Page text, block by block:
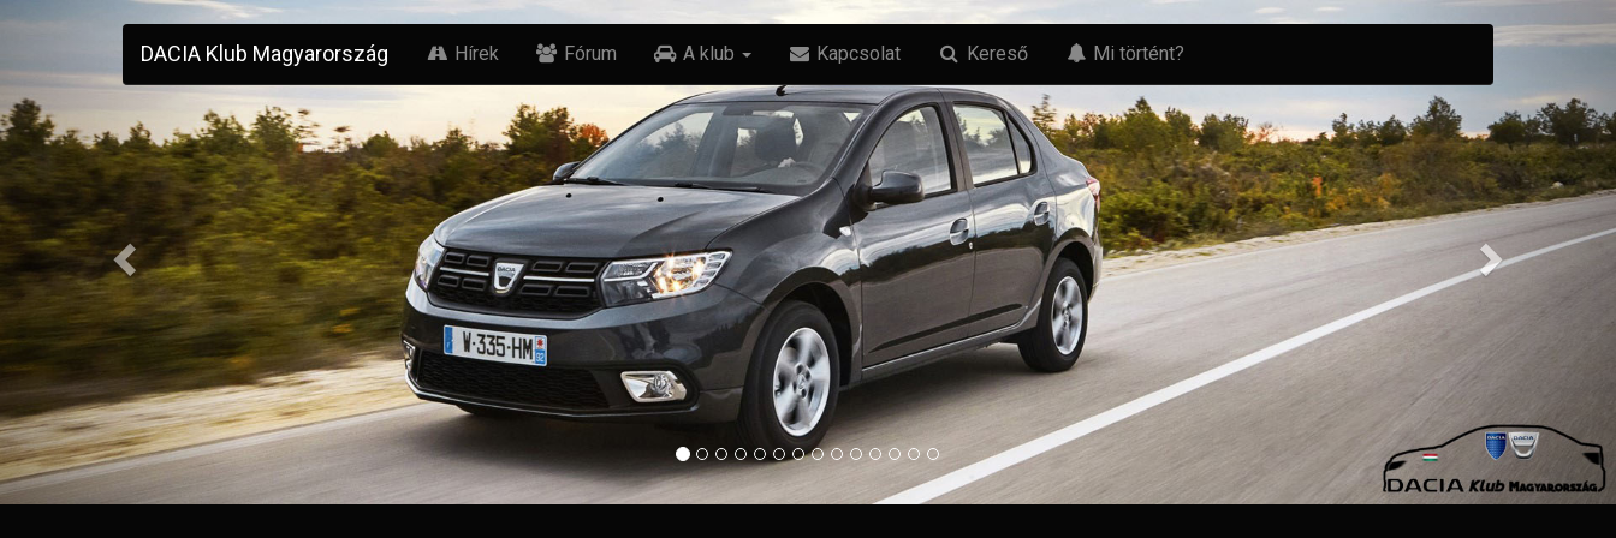
DACIA Klub Magyarország Hírek Fórum A klub Kapcsolat Kereső Mi történt?
Previous